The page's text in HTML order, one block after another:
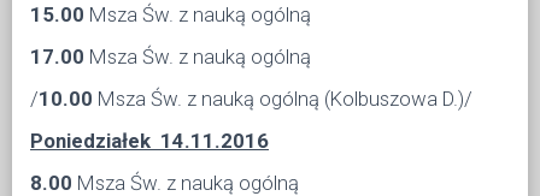
15.00 Msza Św. z nauką ogólną
17.00 Msza Św. z nauką ogólną
/10.00 Msza Św. z nauką ogólną (Kolbuszowa D.)/
Poniedziałek 14.11.2016
8.00 Msza Św. z nauką ogólną